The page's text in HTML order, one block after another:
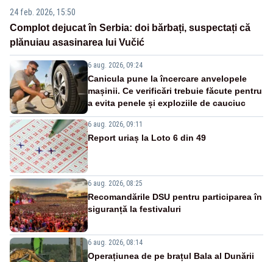
24 feb. 2026, 15:50
Complot dejucat în Serbia: doi bărbați, suspectați că
plănuiau asasinarea lui Vučić
6 aug. 2026, 09:24
Canicula pune la încercare anvelopele
mașinii. Ce verificări trebuie făcute pentru
a evita penele și exploziile de cauciuc
6 aug. 2026, 09:11
Report uriaș la Loto 6 din 49
6 aug. 2026, 08:25
Recomandările DSU pentru participarea în
siguranță la festivaluri
6 aug. 2026, 08:14
Operațiunea de pe brațul Bala al Dunării